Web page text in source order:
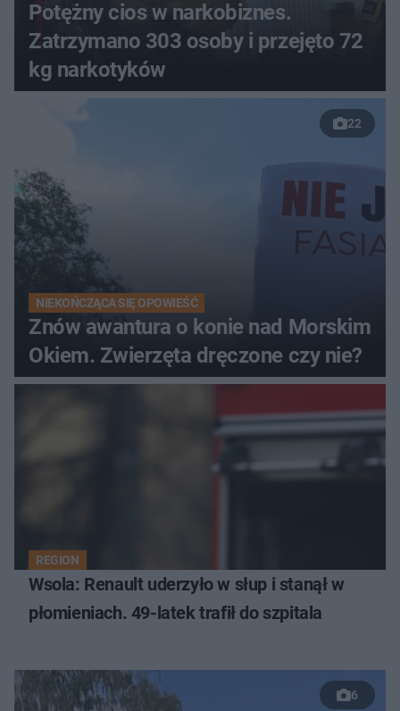
Potężny cios w narkobiznes.
Zatrzymano 303 osoby i przejęto 72
kg narkotyków
22
NIEKOŃCZĄCA SIĘ OPOWIEŚĆ
Znów awantura o konie nad Morskim
Okiem. Zwierzęta dręczone czy nie?
REGION
Wsola: Renault uderzyło w słup i stanął w
płomieniach. 49-latek trafił do szpitala
6